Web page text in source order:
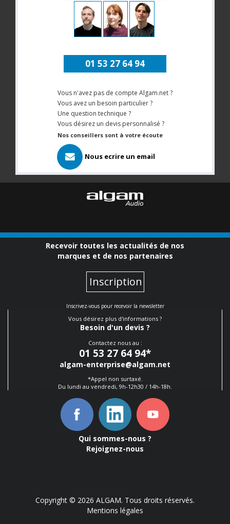
01 53 27 64 94
Vous n'avez pas de compte Algam.net ?
Vous avez un besoin particulier ?
Une question technique ?
Vous désirez un devis personnalisé ?
Nos conseillers sont à votre écoute
Nous ecrire un email
Recevoir toutes les actualités de nos
marques et de nos partenaires
Inscription
Inscrivez-vous pour recevoir la newsletter
Vous désirez plus d'informations ?
Besoin d'un devis ?
Contactez nous au :
01 53 27 64 94*
algam-enterprise@algam.net
*Appel non surtaxé.
Du lundi au vendredi, 9h-12h30 / 14h-18h.
Qui sommes-nous ?
Rejoignez-nous
Copyright © 2026 ALGAM. Tous droits réservés.
Mentions légales